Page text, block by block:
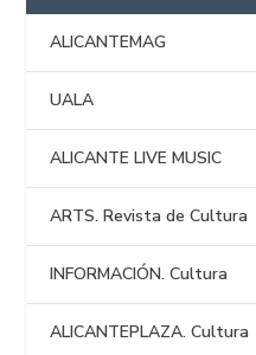
ALICANTEMAG
UALA
ALICANTE LIVE MUSIC
ARTS. Revista de Cultura
INFORMACIÓN. Cultura
ALICANTEPLAZA. Cultura